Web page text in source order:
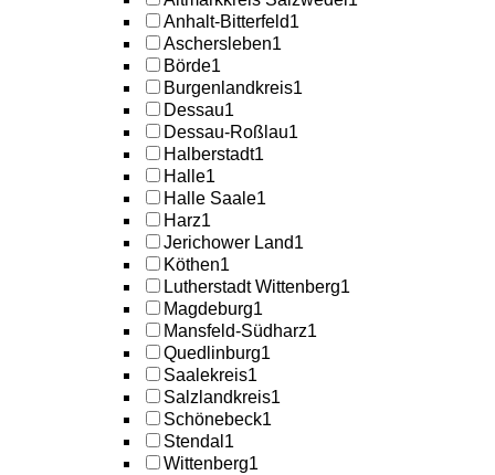
Anhalt-Bitterfeld1
Aschersleben1
Börde1
Burgenlandkreis1
Dessau1
Dessau-Roßlau1
Halberstadt1
Halle1
Halle Saale1
Harz1
Jerichower Land1
Köthen1
Lutherstadt Wittenberg1
Magdeburg1
Mansfeld-Südharz1
Quedlinburg1
Saalekreis1
Salzlandkreis1
Schönebeck1
Stendal 1
Wittenberg1